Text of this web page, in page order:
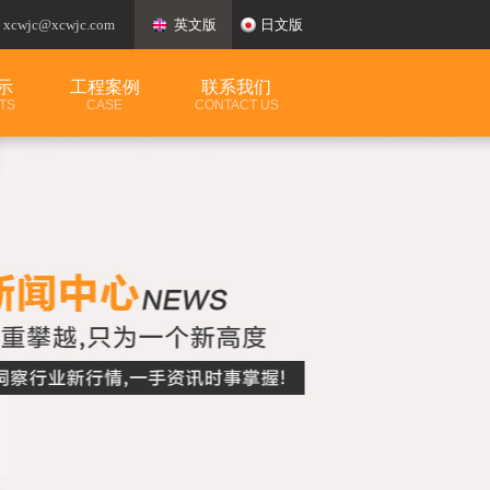
日文版
英文版
xcwjc@xcwjc.com
联系我们
CONTACT US
工程案例
CASE